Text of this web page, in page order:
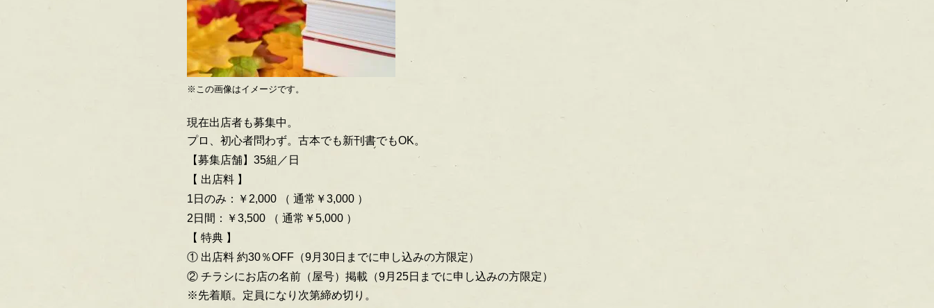
※この画像はイメージです。
現在出店者も募集中。
プロ、初心者問わず。古本でも新刊書でもOK。
【募集店舗】35組／日
【 出店料 】
1日のみ：￥2,000
（ 通常￥3,000 ）
2日間：￥3,500
（ 通常￥5,000 ）
【 特典 】
① 出店料 約30％OFF（9月30日までに申し込みの方限定）
② チラシにお店の名前（屋号）掲載（9月25日までに申し込みの方限定）
※先着順。定員になり次第締め切り。